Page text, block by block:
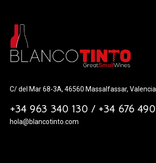
C/ del Mar 68-3A, 46560 Massalfassar,
+34 963 340 130 / +34 676
hola@blancotinto.com